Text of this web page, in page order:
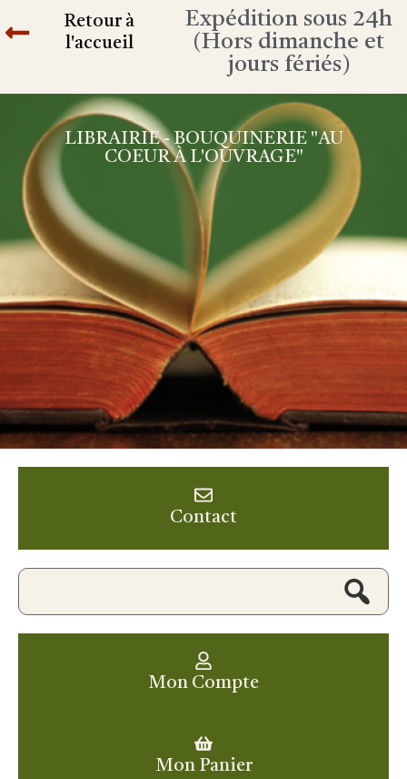
Retour à
l'accueil
Expédition sous 24h
(Hors dimanche et
jours fériés)
LIBRAIRIE - BOUQUINERIE "AU
COEUR À L'OUVRAGE"
Contact
Mon Compte
Mon Panier